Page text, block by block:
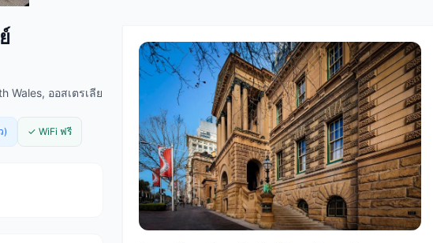
Wales, ออสเตรเลีย
) ✓ WiFi ฟรี